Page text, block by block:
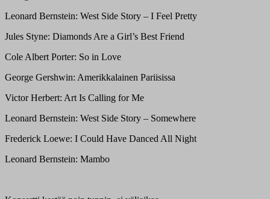
Leonard Bernstein: West Side Story – I Feel Pretty
Jules Styne: Diamonds Are a Girl’s Best Friend
Cole Albert Porter: So in Love
George Gershwin: Amerikkalainen Pariisissa
Victor Herbert: Art Is Calling for Me
Leonard Bernstein: West Side Story – Somewhere
Frederick Loewe: I Could Have Danced All Night
Leonard Bernstein: Mambo